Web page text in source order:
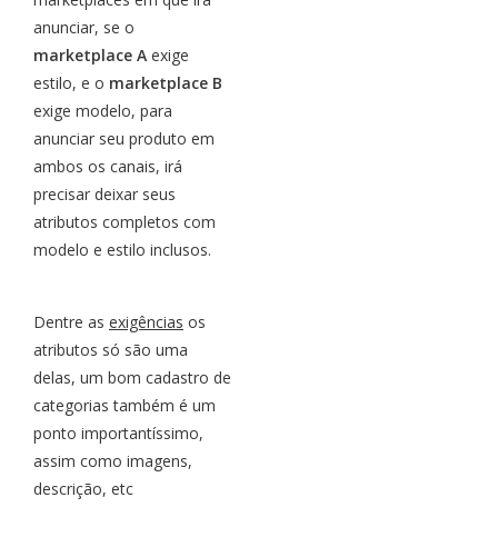
anunciar, se o
marketplace A exige
estilo, e o marketplace B
exige modelo, para
anunciar seu produto em
ambos os canais, irá
precisar deixar seus
atributos completos com
modelo e estilo inclusos.
Dentre as exigências os
atributos só são uma
delas, um bom cadastro de
categorias também é um
ponto importantíssimo,
assim como imagens,
descrição, etc